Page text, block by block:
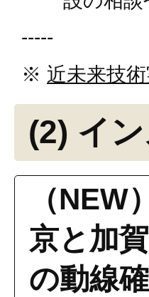
-----
※ 近未来技
(2) イ
（
京と加
の動線確